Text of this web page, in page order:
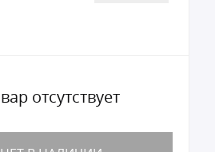
отсутствует